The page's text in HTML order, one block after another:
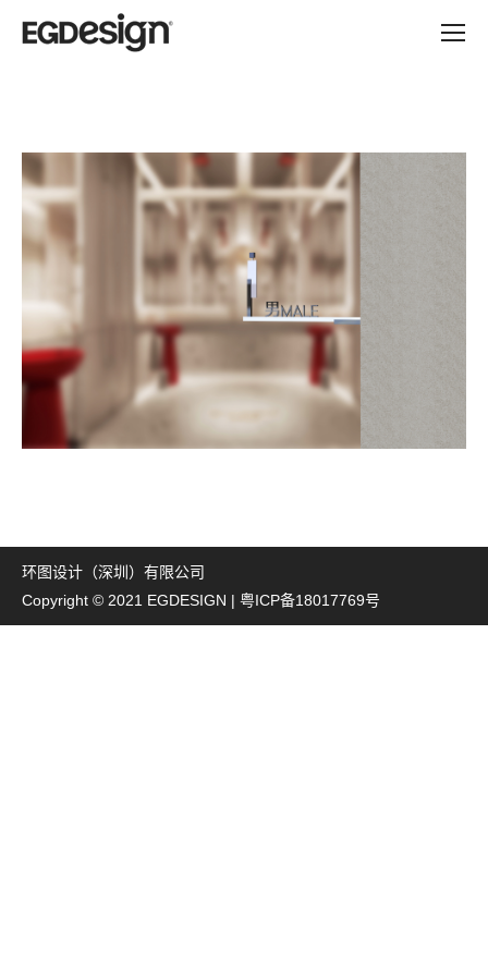
环图设计（深圳）有限公司
Copyright © 2021 EGDESIGN | 粤ICP备18017769号